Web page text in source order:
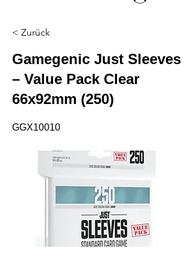
< Zurück
Gamegenic Just Sleeves
– Value Pack Clear
66x92mm (250)
GGX10010